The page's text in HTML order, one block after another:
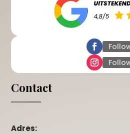
Contact
Adres: